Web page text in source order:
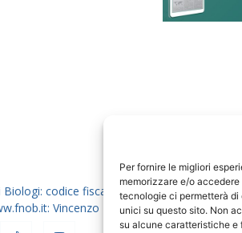
Per fornire le migliori
memorizzare e/o
tecnologie ci permetterà
unici su questo sito. Non
su alcune caratteristiche e
codice fiscale 80069130583
Vincenzo D'Anna